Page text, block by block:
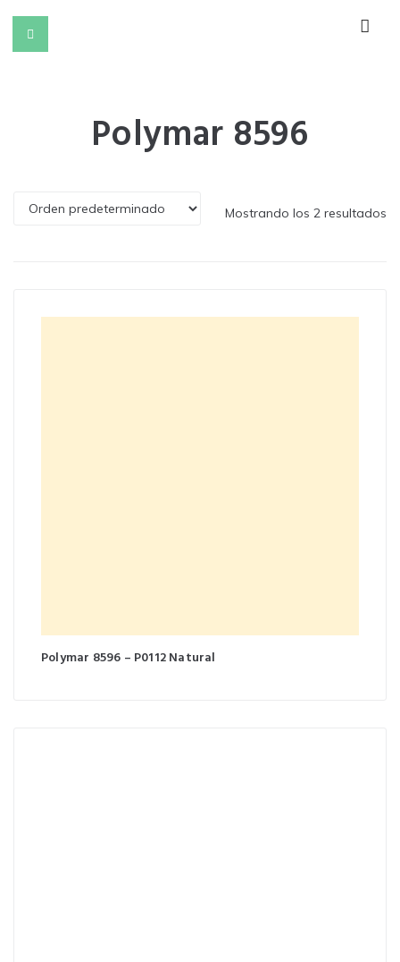
Polymar 8596
Mostrando los 2 resultados
Polymar 8596 – P0112 Natural